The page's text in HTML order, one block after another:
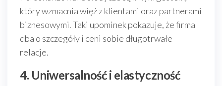
który wzmacnia więź z klientami oraz partnerami
biznesowymi. Taki upominek pokazuje, że firma
dba o szczegóły i ceni sobie długotrwałe
relacje.
4. Uniwersalność i elastyczność